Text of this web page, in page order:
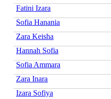
Fatini Izara
Sofia Hanania
Zara Keisha
Hannah Sofia
Sofia Ammara
Zara Inara
Izara Sofiya